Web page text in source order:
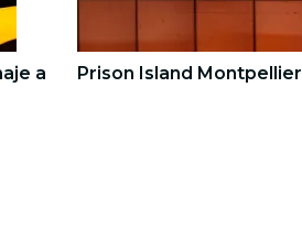
a
Prison Island Montpellier